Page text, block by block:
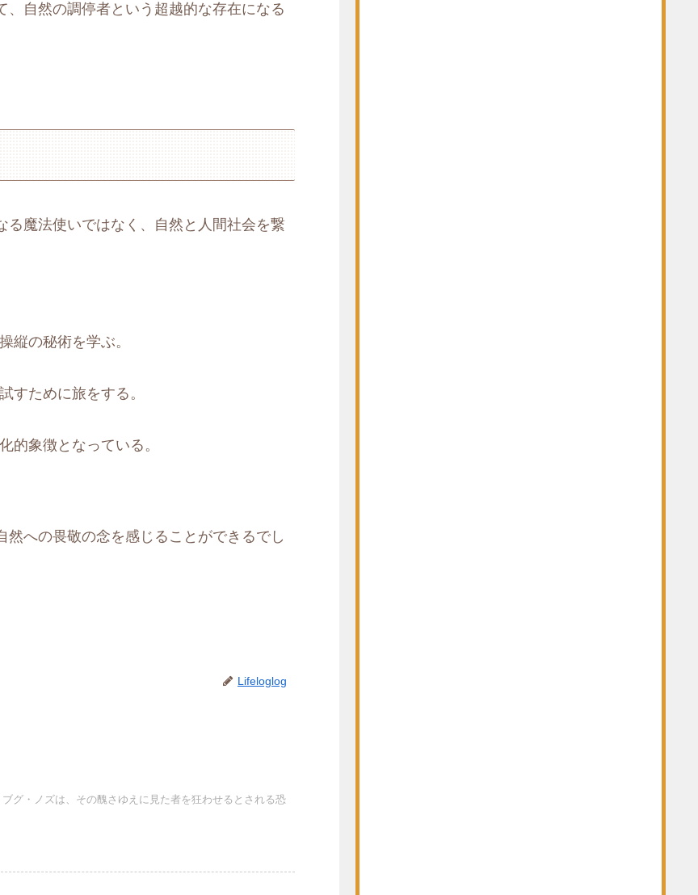
自然の調停者という超越的な存在になる
魔法使いではなく、自然と人間社会を繋
縦の秘術を学ぶ。
すために旅をする。
的象徴となっている。
への畏敬の念を感じることができるでし
Lifeloglog
グ・ノズは、その醜さゆえに見た者を狂わせるとされる恐